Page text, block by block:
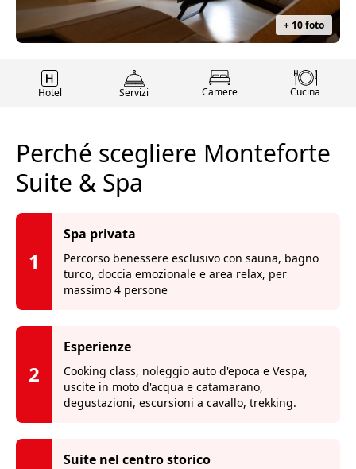
+ 10 foto
Hotel Servizi Camere Cucina
Perché scegliere Monteforte
Suite & Spa
1
Spa privata
Percorso benessere esclusivo con sauna, bagno
turco, doccia emozionale e area relax, per
massimo 4 persone
2
Esperienze
Cooking class, noleggio auto d'epoca e Vespa,
uscite in moto d'acqua e catamarano,
degustazioni, escursioni a cavallo, trekking.
Suite nel centro storico